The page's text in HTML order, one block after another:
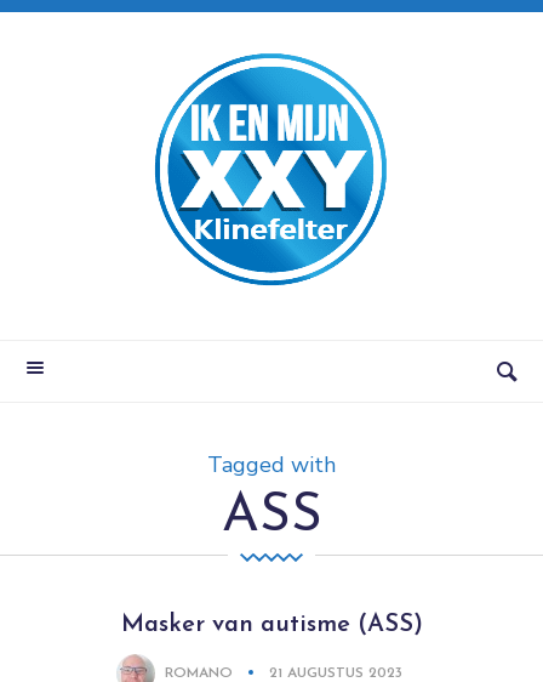
Tagged with
ASS
Masker van autisme (ASS)
ROMANO 21 AUGUSTUS 2023